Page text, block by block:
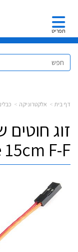
תפריט
דף בית אלקטרוניקה
F-F